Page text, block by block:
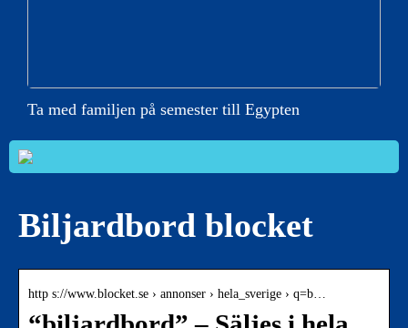
Ta med familjen på semester till Egypten
Biljardbord blocket
http s://www.blocket.se › annonser › hela_sverige › q=b…